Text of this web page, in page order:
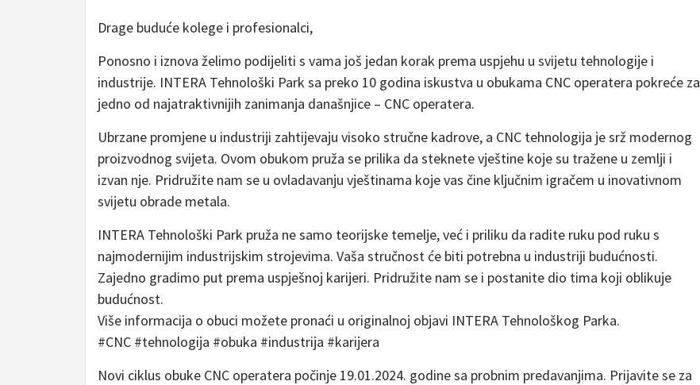
Drage buduće kolege i profesionalci,
Ponosno i iznova želimo podijeliti s vama još jedan korak prema uspjehu u svijetu tehnologije i
industrije. INTERA Tehnološki Park sa preko 10 godina iskustva u obukama CNC operatera pokreće za
jedno od najatraktivnijih zanimanja današnjice – CNC operatera.
Ubrzane promjene u industriji zahtijevaju visoko stručne kadrove, a CNC tehnologija je srž modernog
proizvodnog svijeta. Ovom obukom pruža se prilika da steknete vještine koje su tražene u zemlji i
izvan nje. Pridružite nam se u ovladavanju vještinama koje vas čine ključnim igračem u inovativnom
svijetu obrade metala.
INTERA Tehnološki Park pruža ne samo teorijske temelje, već i priliku da radite ruku pod ruku s
najmodernijim industrijskim strojevima. Vaša stručnost će biti potrebna u industriji budućnosti.
Zajedno gradimo put prema uspješnoj karijeri. Pridružite nam se i postanite dio tima koji oblikuje
budućnost.
Više informacija o obuci možete pronaći u originalnoj objavi INTERA Tehnološkog Parka.
#CNC #tehnologija #obuka #industrija #karijera
Novi ciklus obuke CNC operatera počinje 19.01.2024. godine sa probnim predavanjima. Prijavite se za